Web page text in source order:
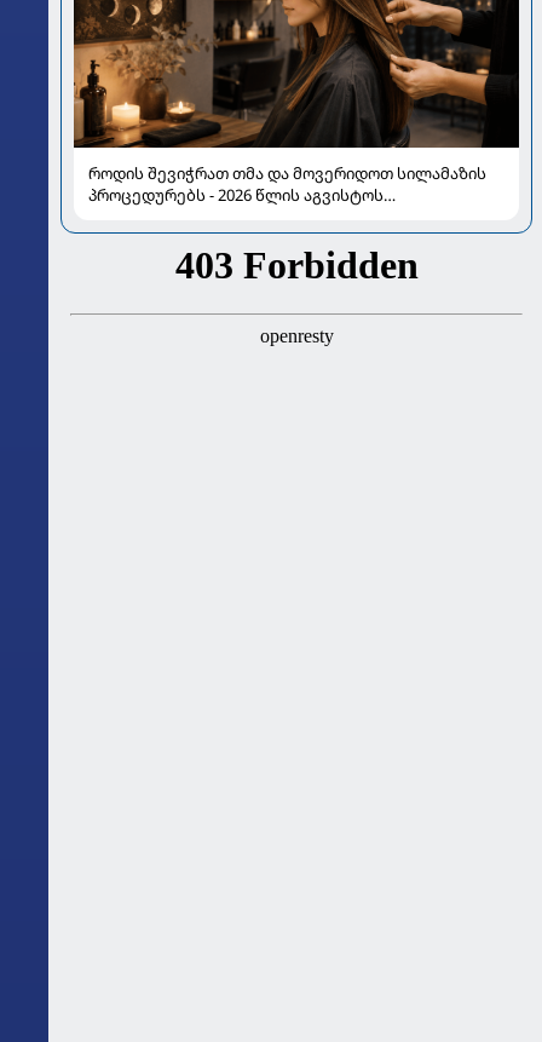
როდის შევიჭრათ თმა და მოვერიდოთ სილამაზის
პროცედურებს - 2026 წლის აგვისტოს